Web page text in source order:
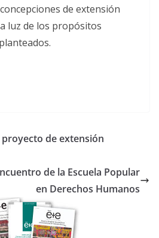
de extensión
luz de los propósitos
de extensión
de la Escuela Popular
en Derechos Humanos